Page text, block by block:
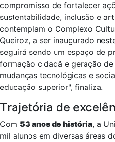
compromisso de fortalecer
sustentabilidade, inclusão e
contemplam o Complexo
Queiroz, a ser inaugurado
seguirá sendo um espaço de
formação cidadã e geração
mudanças tecnológicas e
educação superior", finaliza.
Trajetória de
Com 53 anos de história, a
mil alunos em diversas áreas